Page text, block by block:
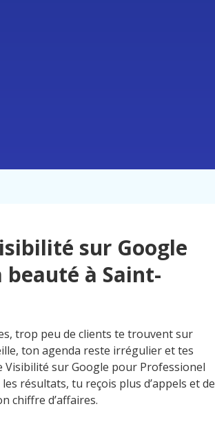
sur Google
à Saint-
trop peu de clients te trouvent sur
ton agenda reste irrégulier et tes
sur Google pour Professionel
résultats, tu reçois plus d’appels et de
chiffre d’affaires.